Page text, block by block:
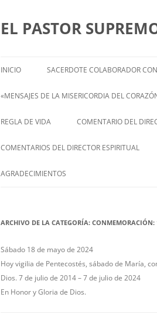
EL PASTOR
INICIO SACERDOTE COLABORADOR
«MENSAJES DE LA MISERICORDIA DEL
ENGLISH
FRANÇAIS
ITALIANI
REGLA DE VIDA COMENTARIO DEL
COMENTARIOS DEL DIRECTOR ESPIRITUAL
STATEMENT FROM THE SPIRITUAL
AGRADECIMIENTOS
ARCHIVO DE LA CATEGORÍA: CONMEMORACIÓN:
Sábado 18 de mayo de 2024
Hoy vigilia de Pentecostés, sábado de María,
Dios. 7 de julio de 2014 – 7 de julio de 2024
En Honor y Gloria de Dios.